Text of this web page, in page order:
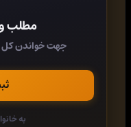
Learn how to:
• Deal with difficult situations
business and more
مطلب
جهت خواندن کل
به